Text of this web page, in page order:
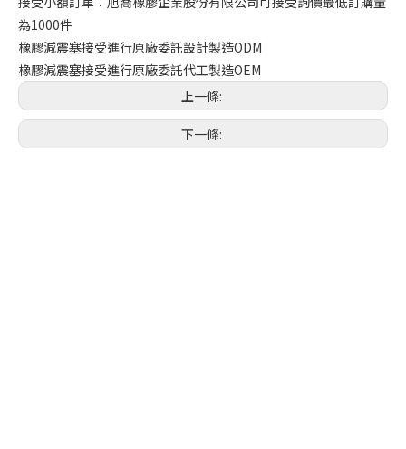
為1000件
橡膠減震塞接受進行原廠委託設計製造ODM
橡膠減震塞接受進行原廠委託代工製造OEM
上一條:
下一條: